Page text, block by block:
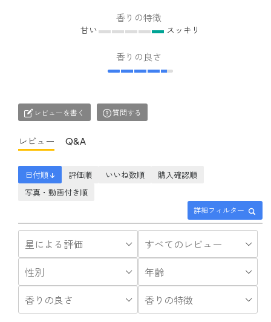
香りの特徴
甘い スッキリ
香りの良さ
レビューを書く 質問する
レビュー Q&A
詳細フィルター
日付順 ↓ 評価順 いいね数順
購入確認順
写真・動画付き順